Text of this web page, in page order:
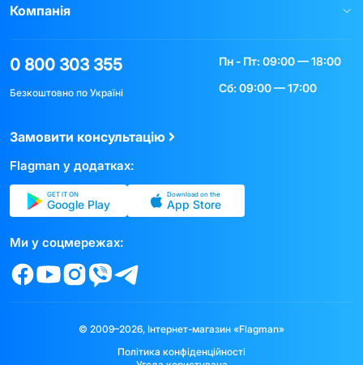
Компанія
0 800 303 355
Безкоштовно по Україні
Пн - Пт: 09:00 — 18:00
Сб: 09:00 — 17:00
Замовити консультацію
Flagman у додатках:
GET IT ON
Google Play
Download on the
App Store
Ми у соцмережах:
© 2009–2026, Інтернет-магазин «Flagman»
Політика конфіденційності